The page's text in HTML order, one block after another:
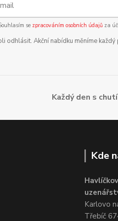
se zpracováním osobních údajůza
odhlásit. Akční nabídku měníme
Každý den s chutí
Kde
Karlovo
Třebíč